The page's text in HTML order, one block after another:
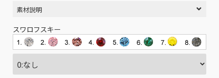
素材説明
スワロフスキー